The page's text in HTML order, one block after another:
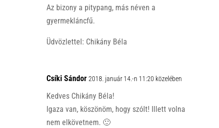
Az bizony a pitypang, más néven a
gyermekláncfű.
Üdvözlettel: Chikány Béla
Csíki Sándor 2018. január 14.-n 11:20 közelében
Kedves Chikány Béla!
Igaza van, köszönöm, hogy szólt! Illett volna
nem elkövetnem. 🙂